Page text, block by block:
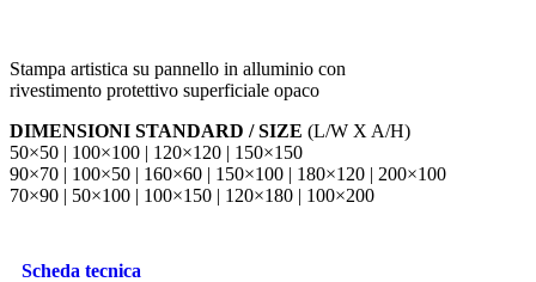
Stampa artistica su pannello in alluminio con
rivestimento protettivo superficiale opaco
DIMENSIONI STANDARD / SIZE (L/W X A/H)
50×50 | 100×100 | 120×120 | 150×150
90×70 | 100×50 | 160×60 | 150×100 | 180×120 | 200×100
70×90 | 50×100 | 100×150 | 120×180 | 100×200
Scheda tecnica